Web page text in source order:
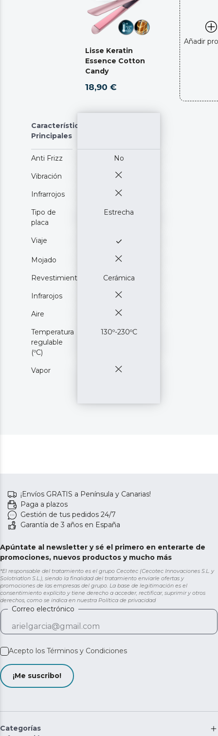
Lisse Keratin
Essence Cotton
Candy
18,90 €
Añadir
Características
Principales
Anti Frizz No
Vibración
Infrarrojos
Tipo de
placa
Estrecha
Viaje
Mojado
Revestimiento Cerámica
Infrarojos
Aire
Temperatura
regulable
(ºC)
130º-230ºC
Vapor
¡Envíos GRATIS a Península y Canarias!
Paga a plazos
Gestión de tus pedidos 24/7
Garantía de 3 años en España
Apúntate al newsletter y sé el primero en enterarte de
promociones, nuevos productos y mucho más
*El responsable del tratamiento es el grupo Cecotec (Cecotec Innovaciones S.L. y
Solotriatlon S.L.), siendo la finalidad del tratamiento enviarle ofertas y
promociones de las empresas del grupo. La base de legitimación es el
consentimiento explícito y tiene derecho a acceder, rectificar, suprimir y otros
derechos, como se indica en nuestra Política de privacidad
Correo electrónico
Acepto los Términos y Condiciones
¡Me suscribo!
Categorías